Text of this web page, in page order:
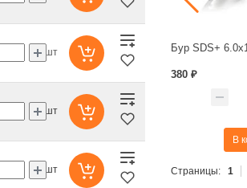
SZ-B 18/20 (18х132)
шт
В корзину
Бур SDS+
380 ₽
В
Страницы: 1
шт
шт
шт